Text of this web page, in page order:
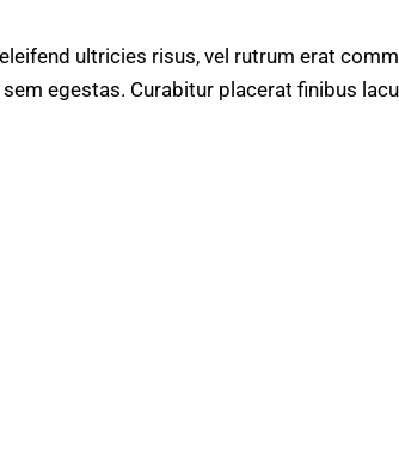
ultricies risus, vel rutrum erat
egestas. Curabitur placerat finibus